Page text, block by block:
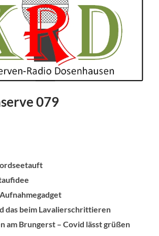
079
das beim Lavalierschrittieren
am Brungerst – Covid lässt grüßen